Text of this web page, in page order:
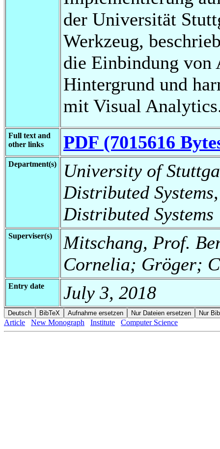
der Universität
Werkzeug,
die Einbindung von
Hintergrund und
mit Visual
Full text and
other links
PDF (7015616
Department(s)
University of
Distributed
Distributed Systems
Superviser(s)
Mitschang, Prof.
Cornelia; Gröger;
Entry date July 3, 2018
Article New Monograph Institute Computer Science